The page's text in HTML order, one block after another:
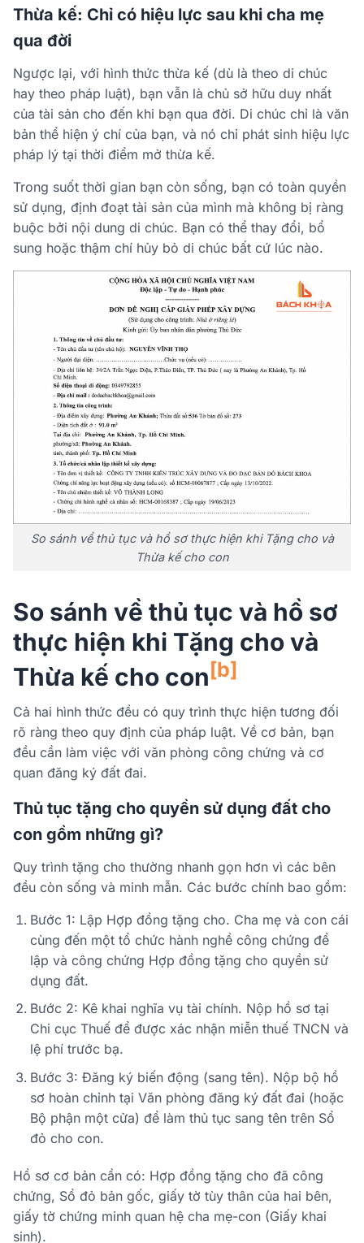
Thừa kế: Chỉ có hiệu lực sau khi cha mẹ
qua đời
Ngược lại, với hình thức thừa kế (dù là theo di chúc
hay theo pháp luật), bạn vẫn là chủ sở hữu duy nhất
của tài sản cho đến khi bạn qua đời. Di chúc chỉ là văn
bản thể hiện ý chí của bạn, và nó chỉ phát sinh hiệu lực
pháp lý tại thời điểm mở thừa kế.
Trong suốt thời gian bạn còn sống, bạn có toàn quyền
sử dụng, định đoạt tài sản của mình mà không bị ràng
buộc bởi nội dung di chúc. Bạn có thể thay đổi, bổ
sung hoặc thậm chí hủy bỏ di chúc bất cứ lúc nào.
So sánh về thủ tục và hồ sơ thực hiện khi Tặng cho và
Thừa kế cho con
So sánh về thủ tục và hồ sơ
thực hiện khi Tặng cho và
Thừa kế cho con[b]
Cả hai hình thức đều có quy trình thực hiện tương đối
rõ ràng theo quy định của pháp luật. Về cơ bản, bạn
đều cần làm việc với văn phòng công chứng và cơ
quan đăng ký đất đai.
Thủ tục tặng cho quyền sử dụng đất cho
con gồm những gì?
Quy trình tặng cho thường nhanh gọn hơn vì các bên
đều còn sống và minh mẫn. Các bước chính bao gồm:
Bước 1: Lập Hợp đồng tặng cho. Cha mẹ và con cái
cùng đến một tổ chức hành nghề công chứng để
lập và công chứng Hợp đồng tặng cho quyền sử
dụng đất.
Bước 2: Kê khai nghĩa vụ tài chính. Nộp hồ sơ tại
Chi cục Thuế để được xác nhận miễn thuế TNCN và
lệ phí trước bạ.
Bước 3: Đăng ký biến động (sang tên). Nộp bộ hồ
sơ hoàn chỉnh tại Văn phòng đăng ký đất đai (hoặc
Bộ phận một cửa) để làm thủ tục sang tên trên Sổ
đỏ cho con.
Hồ sơ cơ bản cần có: Hợp đồng tặng cho đã công
chứng, Sổ đỏ bản gốc, giấy tờ tùy thân của hai bên,
giấy tờ chứng minh quan hệ cha mẹ-con (Giấy khai
sinh).